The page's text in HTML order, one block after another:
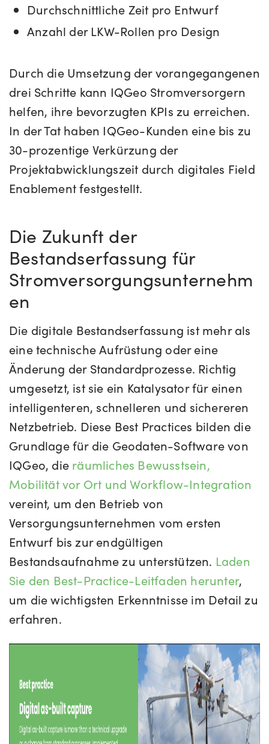
Durchschnittliche Zeit pro Entwurf
Anzahl der LKW-Rollen pro Design
Durch die Umsetzung der vorangegangenen
drei Schritte kann IQGeo Stromversorgern
helfen, ihre bevorzugten KPIs zu erreichen.
In der Tat haben IQGeo-Kunden eine bis zu
30-prozentige Verkürzung der
Projektabwicklungszeit durch digitales Field
Enablement festgestellt.
Die Zukunft der
Bestandserfassung für
Stromversorgungsunternehm
en
Die digitale Bestandserfassung ist mehr als
eine technische Aufrüstung oder eine
Änderung der Standardprozesse. Richtig
umgesetzt, ist sie ein Katalysator für einen
intelligenteren, schnelleren und sichereren
Netzbetrieb. Diese Best Practices bilden die
Grundlage für die Geodaten-Software von
IQGeo, die räumliches Bewusstsein,
Mobilität vor Ort und Workflow-Integration
vereint, um den Betrieb von
Versorgungsunternehmen vom ersten
Entwurf bis zur endgültigen
Bestandsaufnahme zu unterstützen. Laden
Sie den Best-Practice-Leitfaden herunter,
um die wichtigsten Erkenntnisse im Detail zu
erfahren.